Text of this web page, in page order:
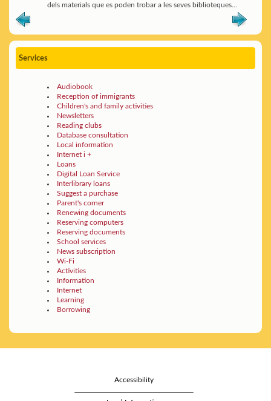
dels materials que es poden trobar a les seves biblioteques...
Services
Audiobook
Reception of immigrants
Children's and family activities
Newsletters
Reading clubs
Database consultation
Local information
Internet i +
Loans
Digital Loan Service
Interlibrary loans
Suggest a purchase
Parent's corner
Renewing documents
Reserving computers
Reserving documents
School services
News subscription
Wi-Fi
Activities
Information
Internet
Learning
Borrowing
Accessibility